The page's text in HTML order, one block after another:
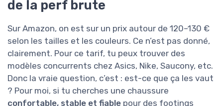
de la perf brute
Sur Amazon, on est sur un prix autour de 120–130 €
selon les tailles et les couleurs. Ce n’est pas donné,
clairement. Pour ce tarif, tu peux trouver des
modèles concurrents chez Asics, Nike, Saucony, etc.
Donc la vraie question, c’est : est-ce que ça les vaut
? Pour moi, si tu cherches une chaussure
confortable, stable et fiable pour des footings